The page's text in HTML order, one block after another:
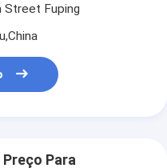
Street Fuping
Para